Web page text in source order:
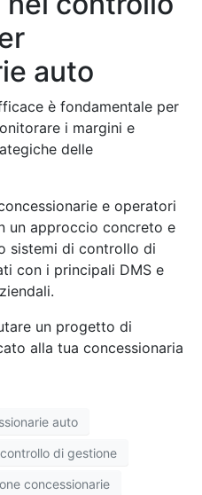
auto
è fondamentale per
i margini e
delle
e operatori
un approccio concreto e
sistemi di controllo di
con i principali DMS e
un progetto di
alla tua concessionaria
auto
controllo di gestione
concessionarie